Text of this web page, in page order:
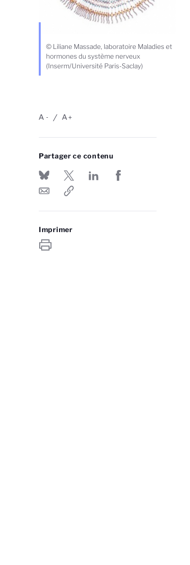
© Liliane Massade, laboratoire Maladies et
hormones du système nerveux
(Inserm/Université Paris-Saclay)
-
A +
A
Partager ce contenu
Imprimer